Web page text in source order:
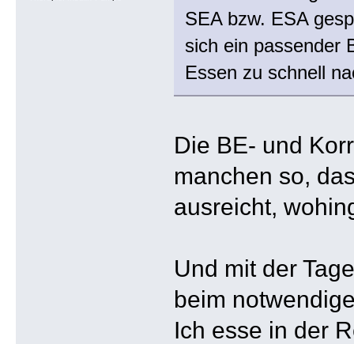
SEA bzw. ESA
sich ein passender
Essen zu schnell
Die BE- und
manchen so,
ausreicht,
Und mit der
beim
Ich esse in der